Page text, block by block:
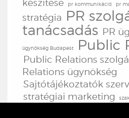
készítése
pr kommunikáció pr
stratégia PR
tanácsadás PR
ügynökség Budapest Public
Public Relations
Relations ügynökség
Sajtótájékoztatók
stratégiai marketing